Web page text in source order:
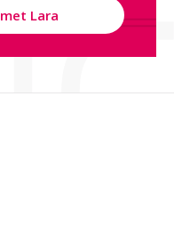
Lara